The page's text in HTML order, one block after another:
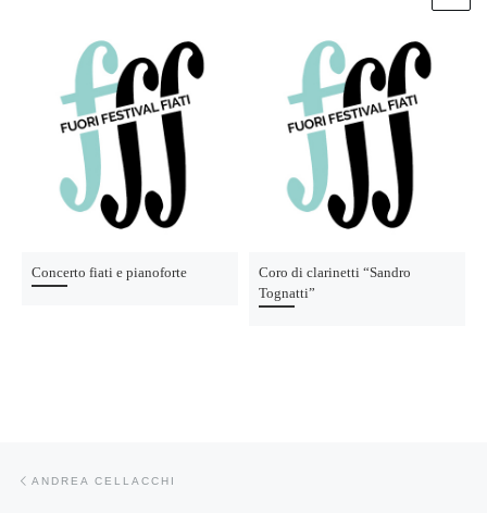
Concerto fiati e pianoforte
Coro di clarinetti “Sandro
Tognatti”
Navigazione articoli
ANDREA CELLACCHI